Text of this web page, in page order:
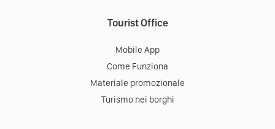
Tourist Office
Mobile App
Come Funziona
Materiale promozionale
Turismo nei borghi